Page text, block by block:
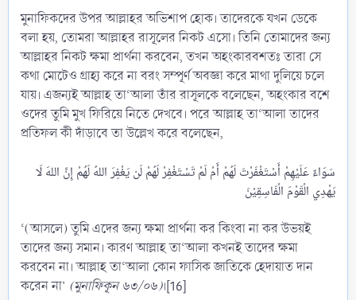
মুনাফিকদের উপর আল্লাহর অভিশাপ হোক। তাদেরকে যখন ডেকে
বলা হয়, তোমরা আল্লাহর রাসূলের নিকট এসো। তিনি তোমাদের জন্য
আল্লাহর নিকট ক্ষমা প্রার্থনা করবেন, তখন অহংকারবশতঃ তারা সে
কথা মোটেও গ্রাহ্য করে না বরং সম্পূর্ণ অবজ্ঞা করে মাথা দুলিয়ে চলে
যায়। এজন্যই আল্লাহ তা‘আলা তাঁর রাসূলকে বলেছেন, অহংকার বশে
ওদের তুমি মুখ ফিরিয়ে নিতে দেখবে। পরে আল্লাহ তা‘আলা তাদের
প্রতিফল কী দাঁড়াবে তা উল্লেখ করে বলেছেন,
سَوَاءٌ عَلَيْهِمْ أَسْتَغْفَرْتَ لَهُمْ أَمْ لَمْ تَسْتَغْفِرْ لَهُمْ لَن يَغْفِرَ اللهُ لَهُمْ إِنَّ اللهَ لَا
‘(আসলে) তুমি এদের জন্য ক্ষমা প্রার্থনা কর কিংবা না কর উভয়ই
তাদের জন্য সমান। কারণ আল্লাহ তা‘আলা কখনই তাদের ক্ষমা
করবেন না। আল্লাহ তা‘আলা কোন ফাসিক জাতিকে হেদায়াত দান
করেন না’ (মুনাফিকূন ৬৩/০৬)।[16]